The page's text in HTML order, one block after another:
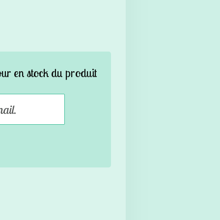
en stock du produit